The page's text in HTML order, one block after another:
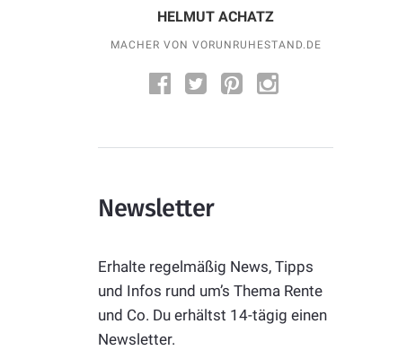
HELMUT ACHATZ
MACHER VON VORUNRUHESTAND.DE
Newsletter
Erhalte regelmäßig News, Tipps
und Infos rund um’s Thema Rente
und Co. Du erhältst 14-tägig einen
Newsletter.